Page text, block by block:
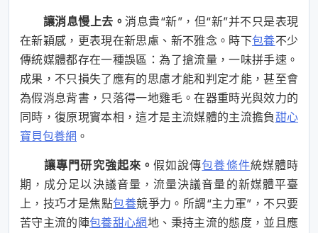
讓消息慢上去。消息貴“新”，但“新”并不只是表現
在新穎感，更表現在新思慮、新不雅念。時下包養不少
傳統媒體都存在一種誤區：為了搶流量，一味拼手速。
成果，不只損失了應有的思慮才能和判定才能，甚至會
為假消息背書，只落得一地雞毛。在器重時光與效力的
同時，復原現實本相，這才是主流媒體的主流擔負甜心
寶貝包養網 。
讓專門研究強起來。假如說傳包養條件統媒體時
期，成分足以決議音量，流量決議音量的新媒體平臺
上，技巧才是焦點包養競爭力。所謂“主力軍”，不只要
苦守主流的陣包養甜心網地、秉持主流的態度，並且應